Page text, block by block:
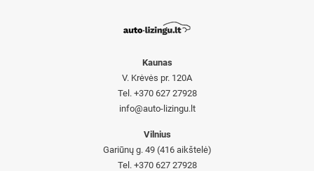
Kaunas
V. Krėvės pr. 120A
Tel. +370 627 27928
info@auto-lizingu.lt
Vilnius
Gariūnų g. 49 (416 aikštelė)
Tel. +370 627 27928